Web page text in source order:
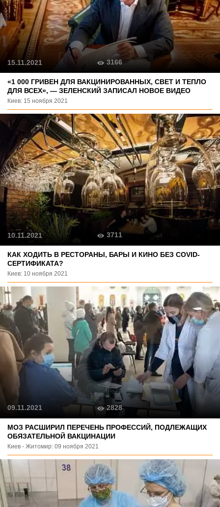
«1 000 ГРИВЕН ДЛЯ ВАКЦИНИРОВАННЫХ, СВЕТ И ТЕПЛО
ДЛЯ ВСЕХ», — ЗЕЛЕНСКИЙ ЗАПИСАЛ НОВОЕ ВИДЕО
Киев: 15 ноября 2021
15.11.2021 3166
КАК ХОДИТЬ В РЕСТОРАНЫ, БАРЫ И КИНО БЕЗ COVID-
СЕРТИФИКАТА?
Киев: 10 ноября 2021
10.11.2021 3711
МОЗ РАСШИРИЛ ПЕРЕЧЕНЬ ПРОФЕССИЙ, ПОДЛЕЖАЩИХ
ОБЯЗАТЕЛЬНОЙ ВАКЦИНАЦИИ
Киев - Житомир: 09 ноября 2021
09.11.2021 2828